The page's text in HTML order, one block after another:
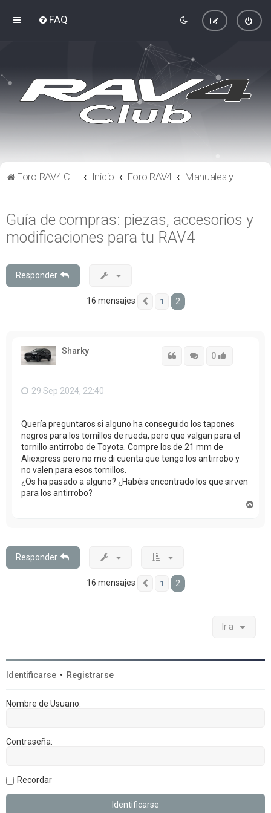
FAQ
Foro RAV4 Club Inicio Foro RAV4 Manuales y guías
Guía de compras: piezas, accesorios y
modificaciones para tu RAV4
Responder
16 mensajes Anterior
1 2
Sharky Citar 0
Citar
29 Sep 2024, 22:40
Quería preguntaros si alguno ha conseguido los tapones
negros para los tornillos de rueda, pero que valgan para el
tornillo antirrobo de Toyota. Compre los de 21 mm de
Aliexpress pero no me di cuenta que tengo los antirrobo y
no valen para esos tornillos.
¿Os ha pasado a alguno? ¿Habéis encontrado los que sirven
para los antirrobo?
Responder
16 mensajes Anterior
1 2
Ir a
Identificarse • Registrarse
Nombre de Usuario:
Contraseña:
Recordar